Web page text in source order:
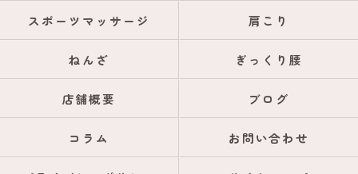
スポーツマッサージ 肩こり
ねんざ ぎっくり腰
店舗概要 ブログ
コラム お問い合わせ